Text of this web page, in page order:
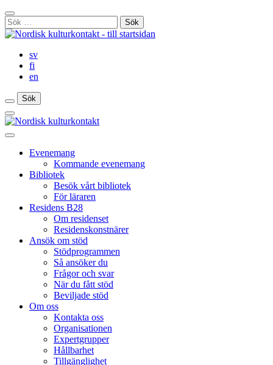
Gå
till
innehåll
Stäng
sökfält
Sök
efter:
sv
fi
en
Sök
Sök
Sök
Huvudmeny
Stäng
huvudmenyn
Evenemang
Kommande evenemang
Bibliotek
Besök vårt bibliotek
För läraren
Residens B28
Om residenset
Residenskonstnärer
Ansök om stöd
Stödprogrammen
Så ansöker du
Frågor och svar
När du fått stöd
Beviljade stöd
Om oss
Kontakta oss
Organisationen
Expertgrupper
Hållbarhet
Tillgänglighet